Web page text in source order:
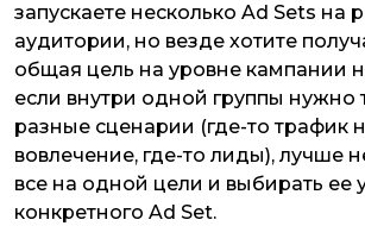
запускаете несколько Ad Sets на
аудитории, но везде хотите
общая цель на уровне кампании
если внутри одной группы нужно
разные сценарии (где-то трафик
вовлечение, где-то лиды), лучше
все на одной цели и выбирать ее
конкретного Ad Set.